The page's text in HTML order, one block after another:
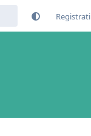
Registrati